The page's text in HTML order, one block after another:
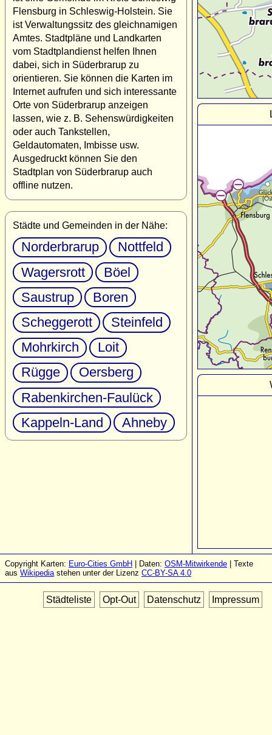
Flensburg in Schleswig-Holstein. Sie
ist Verwaltungssitz des gleichnamigen
Amtes. Stadtpläne und Landkarten
vom Stadtplandienst helfen Ihnen
dabei, sich in Süderbrarup zu
orientieren. Sie können die Karten im
Internet aufrufen und sich interessante
Orte von Süderbrarup anzeigen
lassen, wie z. B. Sehenswürdigkeiten
oder auch Tankstellen,
Geldautomaten, Imbisse usw.
Ausgedruckt können Sie den
Stadtplan von Süderbrarup auch
offline nutzen.
Städte und Gemeinden in der Nähe:
Norderbrarup
Nottfeld
Wagersrott
Böel
Saustrup
Boren
Scheggerott
Steinfeld
Mohrkirch
Loit
Rügge
Oersberg
Rabenkirchen-Faulück
Kappeln-Land
Ahneby
Copyright Karten: Euro-Cities GmbH | Daten: OSM-Mitwirkende | Texte
aus Wikipediastehen unter der Lizenz CC-BY-SA 4.0
Städteliste Opt-Out Datenschutz Impressum